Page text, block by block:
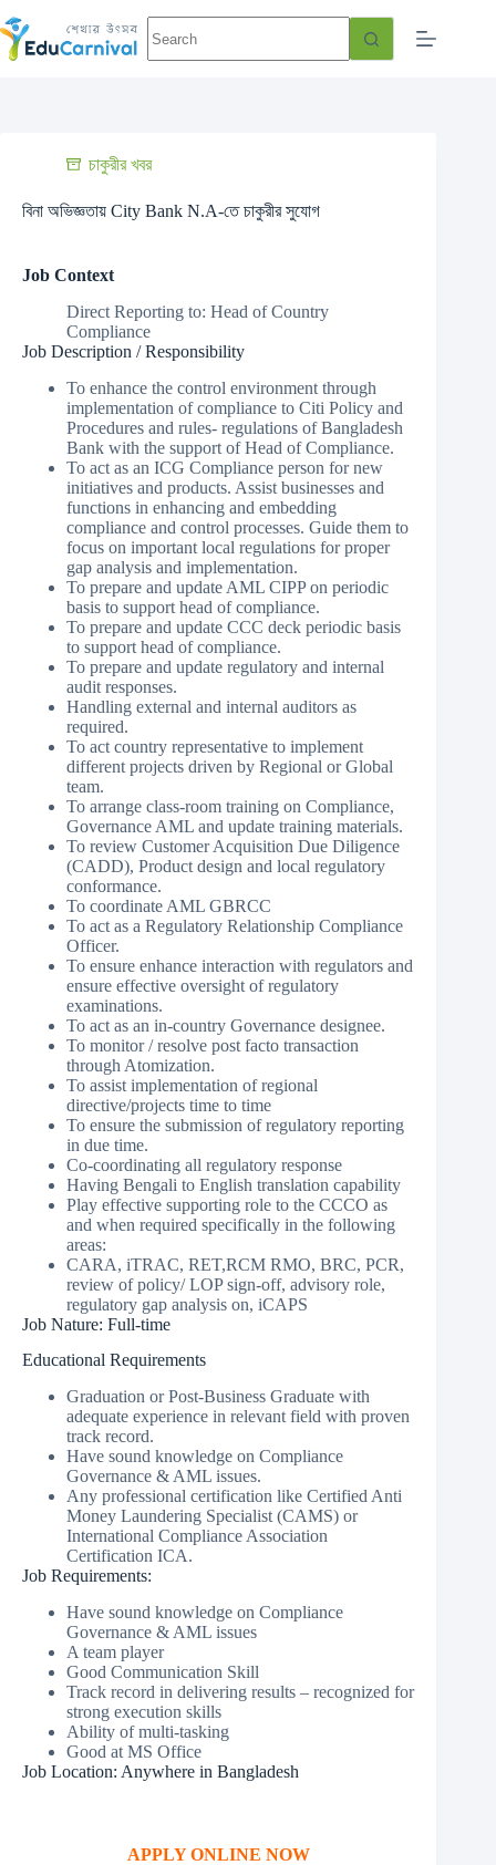
চাকুরীর খবর
বিনা অভিজ্ঞতায় City Bank N.A-তে চাকুরীর সুযোগ
Job Context
Direct Reporting to: Head of Country
Compliance
Job Description / Responsibility
To enhance the control environment through
implementation of compliance to Citi Policy and
Procedures and rules- regulations of Bangladesh
Bank with the support of Head of Compliance.
To act as an ICG Compliance person for new
initiatives and products. Assist businesses and
functions in enhancing and embedding
compliance and control processes. Guide them to
focus on important local regulations for proper
gap analysis and implementation.
To prepare and update AML CIPP on periodic
basis to support head of compliance.
To prepare and update CCC deck periodic basis
to support head of compliance.
To prepare and update regulatory and internal
audit responses.
Handling external and internal auditors as
required.
To act country representative to implement
different projects driven by Regional or Global
team.
To arrange class-room training on Compliance,
Governance AML and update training materials.
To review Customer Acquisition Due Diligence
(CADD), Product design and local regulatory
conformance.
To coordinate AML GBRCC
To act as a Regulatory Relationship Compliance
Officer.
To ensure enhance interaction with regulators and
ensure effective oversight of regulatory
examinations.
To act as an in-country Governance designee.
To monitor / resolve post facto transaction
through Atomization.
To assist implementation of regional
directive/projects time to time
To ensure the submission of regulatory reporting
in due time.
Co-coordinating all regulatory response
Having Bengali to English translation capability
Play effective supporting role to the CCCO as
and when required specifically in the following
areas:
CARA, iTRAC, RET,RCM RMO, BRC, PCR,
review of policy/ LOP sign-off, advisory role,
regulatory gap analysis on, iCAPS
Job Nature: Full-time
Educational Requirements
Graduation or Post-Business Graduate with
adequate experience in relevant field with proven
track record.
Have sound knowledge on Compliance
Governance & AML issues.
Any professional certification like Certified Anti
Money Laundering Specialist (CAMS) or
International Compliance Association
Certification ICA.
Job Requirements:
Have sound knowledge on Compliance
Governance & AML issues
A team player
Good Communication Skill
Track record in delivering results – recognized for
strong execution skills
Ability of multi-tasking
Good at MS Office
Job Location: Anywhere in Bangladesh
APPLY ONLINE NOW